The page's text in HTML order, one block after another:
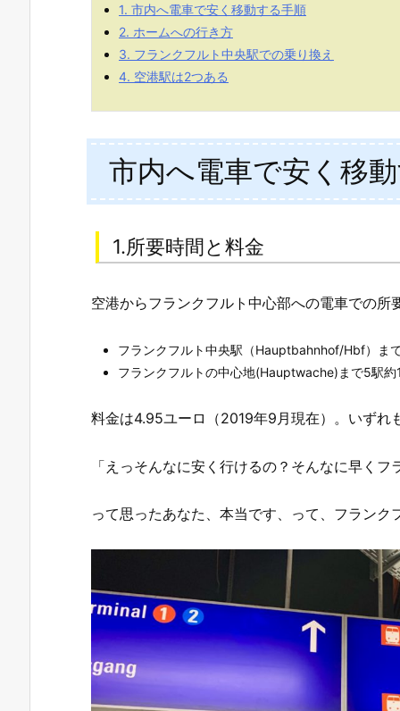
1. 市内へ電車で安く移動する手順
2. ホームへの行き方
3. フランクフルト中央駅での乗り換え
4. 空港駅は2つある
市内へ電車で安く移
1.所要時間と料金
空港からフランクフルト中心部への電車での所
フランクフルト中央駅（Hauptbahnhof/Hbf）ま
フランクフルトの中心地(Hauptwache)まで5駅約
料金は4.95ユーロ（2019年9月現在）。いずれ
「えっそんなに安く行けるの？そんなに早く
って思ったあなた、本当です、って、フラン